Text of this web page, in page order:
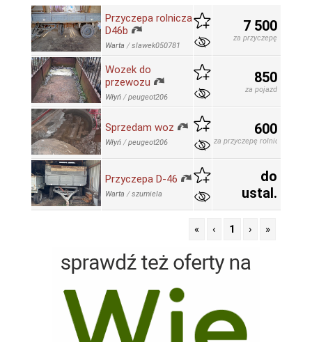
Przyczepa rolnicza
D46b
Warta /slawek050781
7 500
za przyczepę
Wozek do
przewozu
Włyń /peugeot206
850
za pojazd
Sprzedam woz
Włyń /peugeot206
600
za przyczepę rolniczą
Przyczepa D-46
Warta /szumiela
do
ustal.
« ‹ 1 › »